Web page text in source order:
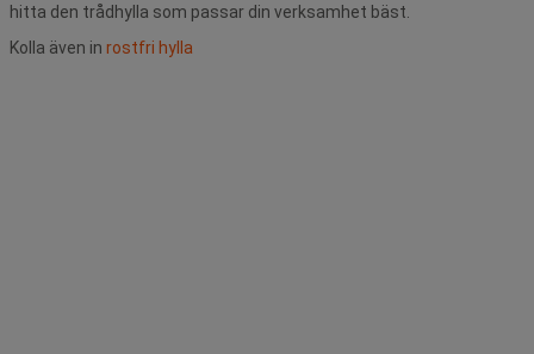
hitta den trådhylla som passar din verksamhet bäst.
Kolla även in rostfri hylla